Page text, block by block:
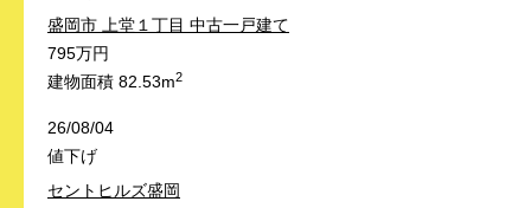
盛岡市 上堂１丁目 中古一戸建て
795万円
建物面積 82.53m2
26/08/04
値下げ
セントヒルズ盛岡